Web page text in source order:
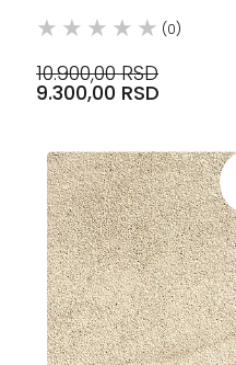
(0)
10.900,00 RSD
9.300,00 RSD